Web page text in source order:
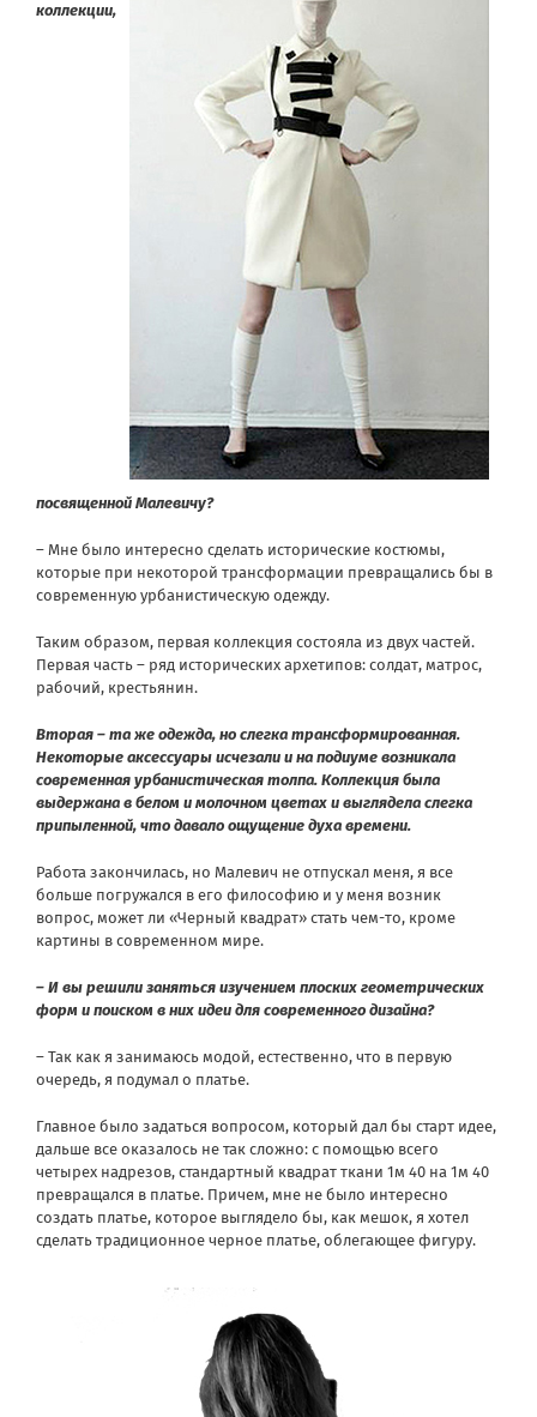
коллекции,
посвященной Малевичу?
– Мне было интересно сделать исторические костюмы,
которые при некоторой трансформации превращались бы в
современную урбанистическую одежду.
Таким образом, первая коллекция состояла из двух частей.
Первая часть – ряд исторических архетипов: солдат, матрос,
рабочий, крестьянин.
Вторая – та же одежда, но слегка трансформированная.
Некоторые аксессуары исчезали и на подиуме возникала
современная урбанистическая толпа. Коллекция была
выдержана в белом и молочном цветах и выглядела слегка
припыленной, что давало ощущение духа времени.
Работа закончилась, но Малевич не отпускал меня, я все
больше погружался в его философию и у меня возник
вопрос, может ли «Черный квадрат» стать чем-то, кроме
картины в современном мире.
– И вы решили заняться изучением плоских геометрических
форм и поиском в них идеи для современного дизайна?
– Так как я занимаюсь модой, естественно, что в первую
очередь, я подумал о платье.
Главное было задаться вопросом, который дал бы старт идее,
дальше все оказалось не так сложно: с помощью всего
четырех надрезов, стандартный квадрат ткани 1м 40 на 1м 40
превращался в платье. Причем, мне не было интересно
создать платье, которое выглядело бы, как мешок, я хотел
сделать традиционное черное платье, облегающее фигуру.